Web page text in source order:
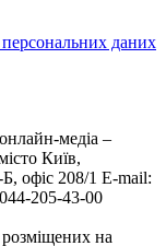
персональних даних
медіа –
Київ,
208/1 E-mail:
205-43-00
розміщених на